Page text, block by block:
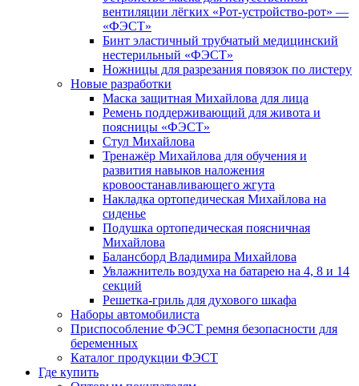
вентиляции лёгких «Рот-устройство-рот» —
«ФЭСТ»
Бинт эластичный трубчатый медицинский
нестерильный «ФЭСТ»
Ножницы для разрезания повязок по листеру
Новые разработки
Маска защитная Михайлова для лица
Ремень поддерживающий для живота и
поясницы «ФЭСТ»
Стул Михайлова
Тренажёр Михайлова для обучения и
развития навыков наложения
кровоостанавливающего жгута
Накладка ортопедическая Михайлова на
сиденье
Подушка ортопедическая поясничная
Михайлова
Балансборд Владимира Михайлова
Увлажнитель воздуха на батарею на 4, 8 и 14
секций
Решетка-гриль для духового шкафа
Наборы автомобилиста
Приспособление ФЭСТ ремня безопасности для
беременных
Каталог продукции ФЭСТ
Где купить